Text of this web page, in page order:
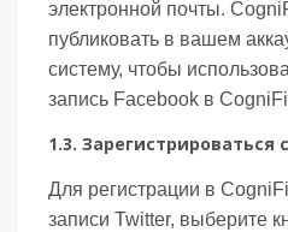
электронной почты.
публиковать в вашем
систему, чтобы
запись Facebook в
1.3.
Для регистрации в
записи Twitter, выберите